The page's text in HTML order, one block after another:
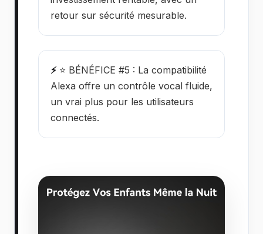
retour sur sécurité mesurable.
⚡⭐ BÉNÉFICE #5 : La compatibilité
Alexa offre un contrôle vocal fluide,
un vrai plus pour les utilisateurs
connectés.